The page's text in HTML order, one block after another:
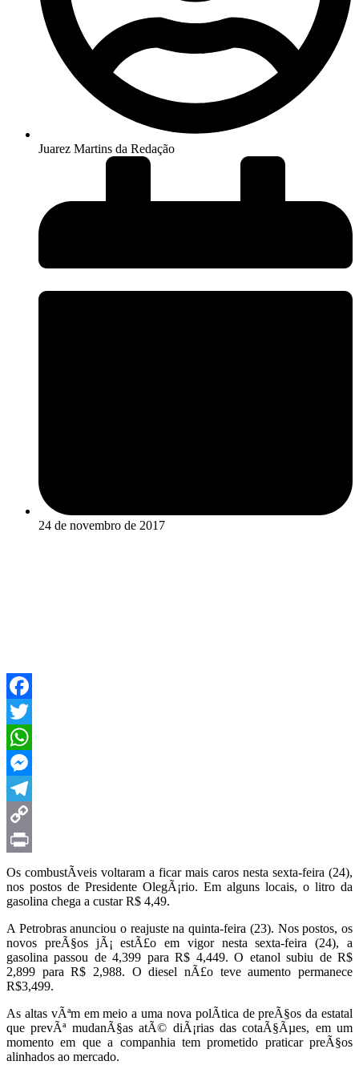
Juarez Martins da Redação
24 de novembro de 2017
Facebook
Twitter
WhatsApp
Messenger
Telegram
Copy
Link
Print
Os combustÃ­veis voltaram a ficar mais caros nesta sexta-feira (24),
nos postos de Presidente OlegÃ¡rio. Em alguns locais, o litro da
gasolina chega a custar R$ 4,49.
A Petrobras anunciou o reajuste na quinta-feira (23). Nos postos, os
novos preÃ§os jÃ¡ estÃ£o em vigor nesta sexta-feira (24), a
gasolina passou de 4,399 para R$ 4,449. O etanol subiu de R$
2,899 para R$ 2,988. O diesel nÃ£o teve aumento permanece
R$3,499.
As altas vÃªm em meio a uma nova polÃ­tica de preÃ§os da estatal
que prevÃª mudanÃ§as atÃ© diÃ¡rias das cotaÃ§Ãµes, em um
momento em que a companhia tem prometido praticar preÃ§os
alinhados ao mercado.